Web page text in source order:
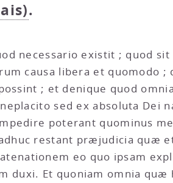
.
necessario existit ; quod
causa libera et quomodo ;
; et denique quod
sed ex absoluta Dei
poterant quominus
restant præjudicia quæ
eo quo ipsam
duxi. Et quoniam omnia